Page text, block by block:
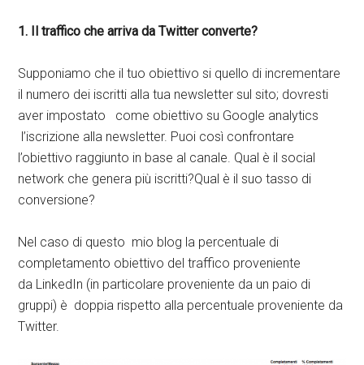
1. Il traffico che arriva da Twitter converte?
Supponiamo che il tuo obiettivo si quello di incrementare
il numero dei iscritti alla tua newsletter sul sito; dovresti
aver impostato come obiettivo su Google analytics
l’iscrizione alla newsletter. Puoi così confrontare
l’obiettivo raggiunto in base al canale. Qual è il social
network che genera più iscritti?Qual è il suo tasso di
conversione?
Nel caso di questo mio blog la percentuale di
completamento obiettivo del traffico proveniente
da LinkedIn (in particolare proveniente da un paio di
gruppi) è doppia rispetto alla percentuale proveniente da
Twitter.